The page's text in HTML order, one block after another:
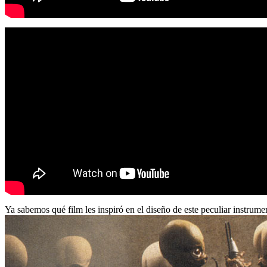
Ya sabemos qué film les inspiró en el diseño de este peculiar